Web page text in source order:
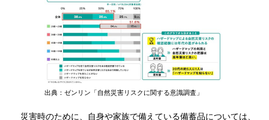
出典：ゼンリン「自然災害リスクに関する意識調査」
災害時のために、自身や家族で備えている備蓄品については、